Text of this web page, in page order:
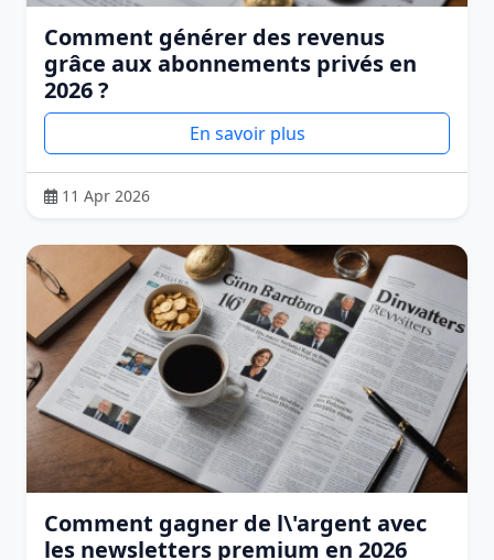
Comment générer des revenus
grâce aux abonnements privés en
2026 ?
En savoir plus
11 Apr 2026
Comment gagner de l\'argent avec
les newsletters premium en 2026